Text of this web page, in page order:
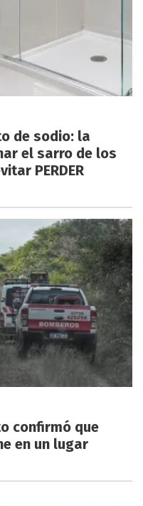
de sodio: la
el sarro de los
PERDER
confirmó que
en un lugar